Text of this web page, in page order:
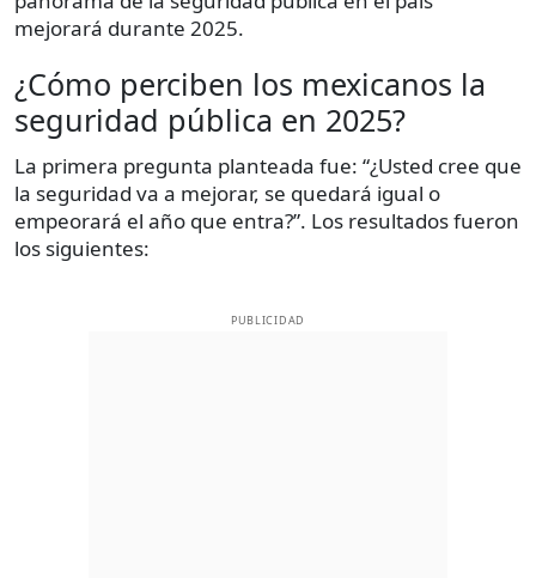
mejorará durante 2025.
¿Cómo perciben los mexicanos la
seguridad pública en 2025?
La primera pregunta planteada fue: “¿Usted cree que
la seguridad va a mejorar, se quedará igual o
empeorará el año que entra?”. Los resultados fueron
los siguientes:
PUBLICIDAD